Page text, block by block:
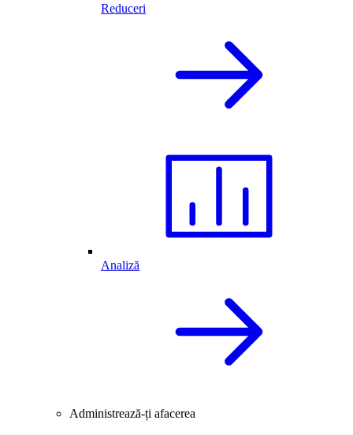
Reduceri
Analiză
Administrează-ți afacerea